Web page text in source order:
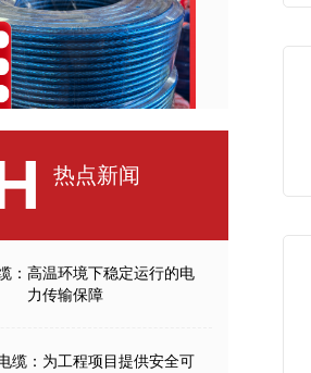
热点新闻
：高温环境下稳定运行的电
力传输保障
缆：为工程项目提供安全可